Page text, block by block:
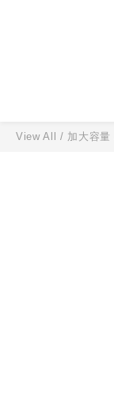
View All / 加大容量